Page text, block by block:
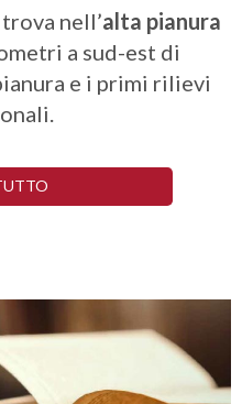
nell’alta pianura
a sud-est di
e i primi rilievi